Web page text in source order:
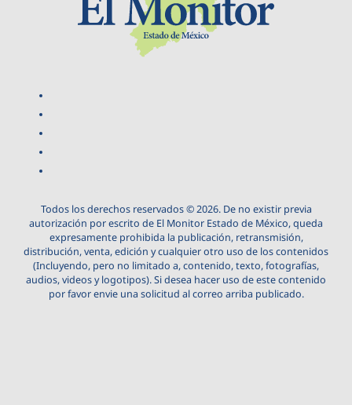
Todos los derechos reservados © 2026. De no existir previa
autorización por escrito de El Monitor Estado de México, queda
expresamente prohibida la publicación, retransmisión,
distribución, venta, edición y cualquier otro uso de los contenidos
(Incluyendo, pero no limitado a, contenido, texto, fotografías,
audios, videos y logotipos). Si desea hacer uso de este contenido
por favor envie una solicitud al correo arriba publicado.